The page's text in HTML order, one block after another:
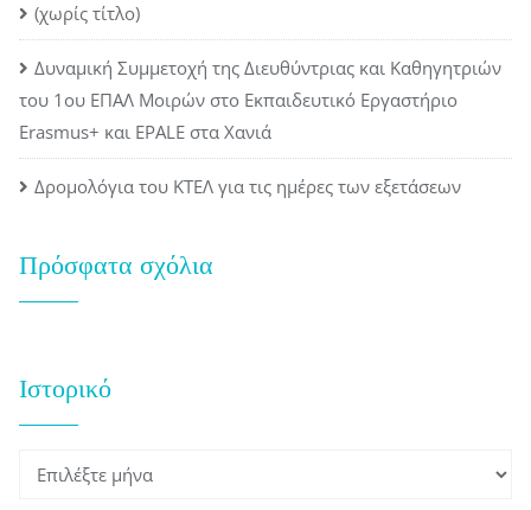
(χωρίς τίτλο)
Δυναμική Συμμετοχή της Διευθύντριας και Καθηγητριών
του 1ου ΕΠΑΛ Μοιρών στο Εκπαιδευτικό Εργαστήριο
Erasmus+ και EPALE στα Χανιά
Δρομολόγια του ΚΤΕΛ για τις ημέρες των εξετάσεων
Πρόσφατα σχόλια
Ιστορικό
Ιστορικό